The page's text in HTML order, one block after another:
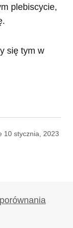
plebiscycie,
10 stycznia, 2023